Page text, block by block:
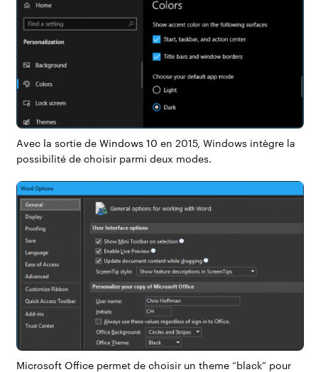
Avec la sortie de Windows 10 en 2015, Windows intègre la
possibilité de choisir parmi deux modes.
Microsoft Officepermet de choisir un theme “black” pour